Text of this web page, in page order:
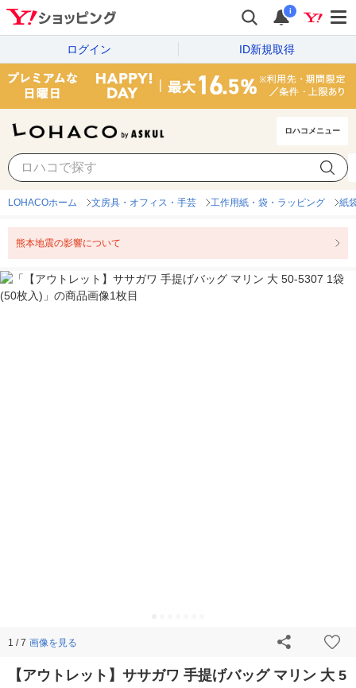
i
ログイン ID新規取得
ロハコメニュー
LOHACOホーム 文房具・オフィス・手芸 工作用紙・袋・ラッピング 紙
熊本地震の影響について
1 / 7 画像を見る
【アウトレット】ササガワ 手提げバッグ マリン 大 5